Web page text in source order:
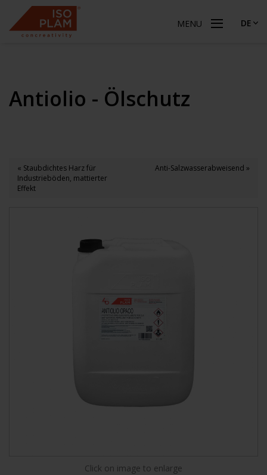
MENU DE
Antiolio - Ölschutz
« Staubdichtes Harz für
Industrieböden, mattierter
Effekt
Anti-Salzwasserabweisend »
Click on image to enlarge